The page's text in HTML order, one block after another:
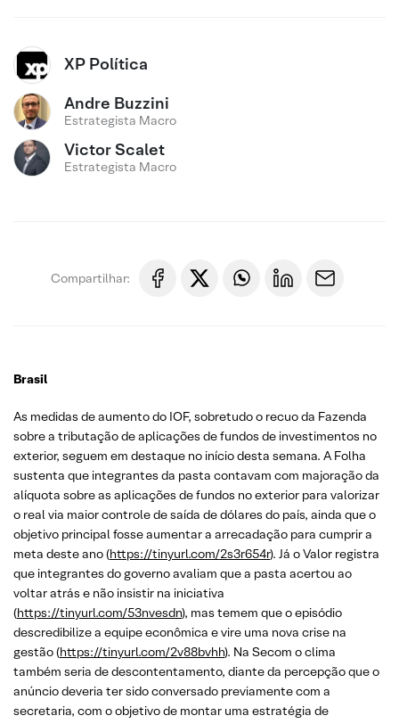
XP Política
Andre Buzzini
Estrategista Macro
Victor Scalet
Estrategista Macro
Compartilhar:
Brasil
As medidas de aumento do IOF, sobretudo o recuo da Fazenda
sobre a tributação de aplicações de fundos de investimentos no
exterior, seguem em destaque no início desta semana. A Folha
sustenta que integrantes da pasta contavam com majoração da
alíquota sobre as aplicações de fundos no exterior para valorizar
o real via maior controle de saída de dólares do país, ainda que o
objetivo principal fosse aumentar a arrecadação para cumprir a
meta deste ano (https://tinyurl.com/2s3r654r). Já o Valor registra
que integrantes do governo avaliam que a pasta acertou ao
voltar atrás e não insistir na iniciativa
(https://tinyurl.com/53nvesdn), mas temem que o episódio
descredibilize a equipe econômica e vire uma nova crise na
gestão (https://tinyurl.com/2v88bvhh). Na Secom o clima
também seria de descontentamento, diante da percepção que o
anúncio deveria ter sido conversado previamente com a
secretaria, com o objetivo de montar uma estratégia de